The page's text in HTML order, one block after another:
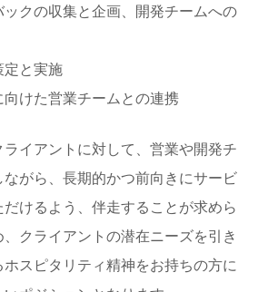
ックの収集と企画、開発チームへの
定と実施
向けた営業チームとの連携
イアントに対して、営業や開発チ
がら、長期的かつ前向きにサービ
けるよう、伴走することが求めら
クライアントの潜在ニーズを引き
スピタリティ精神をお持ちの方に